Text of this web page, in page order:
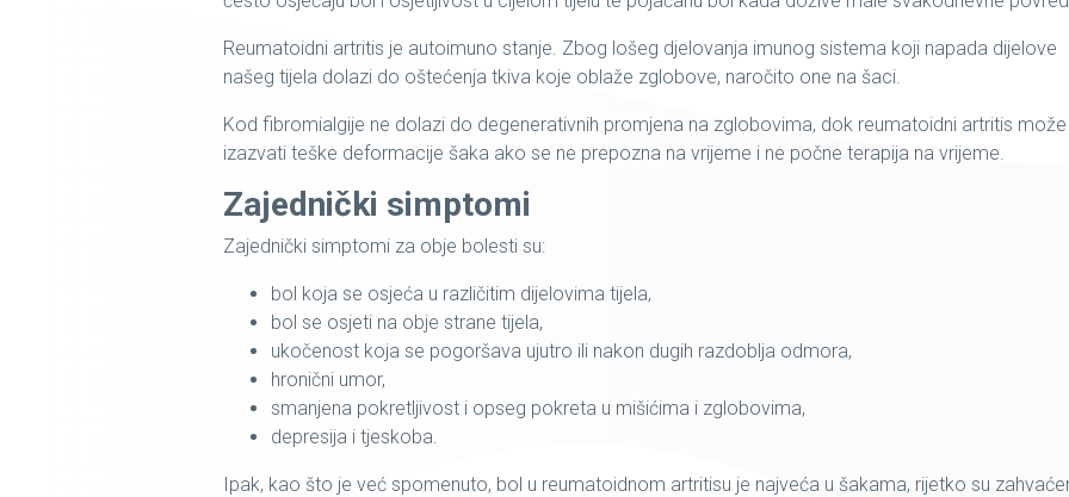
Reumatoidni artritis je autoimuno stanje. Zbog lošeg djelovanja imunog sistema koji napada dijelove
našeg tijela dolazi do oštećenja tkiva koje oblaže zglobove, naročito one na šaci.
Kod fibromialgije ne dolazi do degenerativnih promjena na zglobovima, dok reumatoidni artritis može
izazvati teške deformacije šaka ako se ne prepozna na vrijeme i ne počne terapija na vrijeme.
Zajednički simptomi
Zajednički simptomi za obje bolesti su:
bol koja se osjeća u različitim dijelovima tijela,
bol se osjeti na obje strane tijela,
ukočenost koja se pogoršava ujutro ili nakon dugih razdoblja odmora,
hronični umor,
smanjena pokretljivost i opseg pokreta u mišićima i zglobovima,
depresija i tjeskoba.
Ipak, kao što je već spomenuto, bol u reumatoidnom artritisu je najveća u šakama, rijetko su